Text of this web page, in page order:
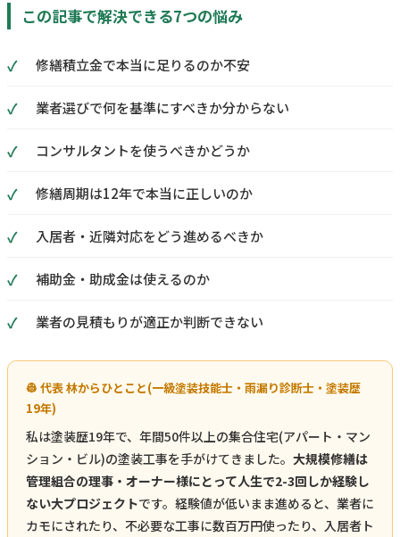
この記事で解決できる7つの悩み
修繕積立金で本当に足りるのか不安
業者選びで何を基準にすべきか分からない
コンサルタントを使うべきかどうか
修繕周期は12年で本当に正しいのか
入居者・近隣対応をどう進めるべきか
補助金・助成金は使えるのか
業者の見積もりが適正か判断できない
👷 代表 林からひとこと(一級塗装技能士・雨漏り診断士・塗装歴
19年)
私は塗装歴19年で、年間50件以上の集合住宅(アパート・マン
ション・ビル)の塗装工事を手がけてきました。 大規模修繕は
管理組合の理事・オーナー様にとって人生で2-3回しか経験し
ない大プロジェクトです。経験値が低いまま進めると、業者に
カモにされたり、不必要な工事に数百万円使ったり、入居者ト